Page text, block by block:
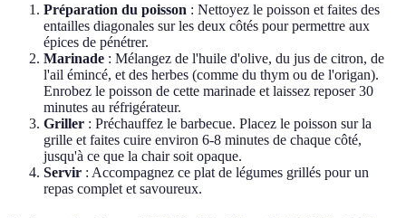
Préparation du poisson : Nettoyez le poisson et faites des
entailles diagonales sur les deux côtés pour permettre aux
épices de pénétrer.
Marinade : Mélangez de l'huile d'olive, du jus de citron, de
l'ail émincé, et des herbes (comme du thym ou de l'origan).
Enrobez le poisson de cette marinade et laissez reposer 30
minutes au réfrigérateur.
Griller : Préchauffez le barbecue. Placez le poisson sur la
grille et faites cuire environ 6-8 minutes de chaque côté,
jusqu'à ce que la chair soit opaque.
Servir : Accompagnez ce plat de légumes grillés pour un
repas complet et savoureux.